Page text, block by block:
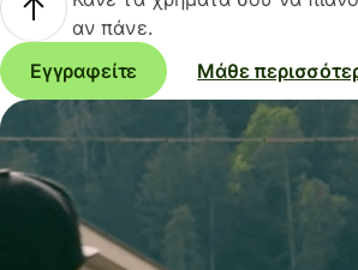
αν πάνε.
Εγγραφείτε
Μάθε